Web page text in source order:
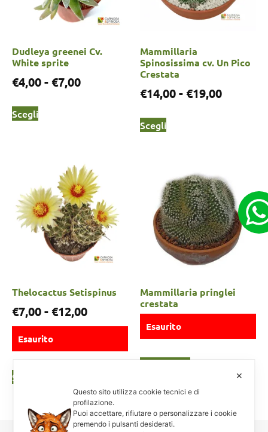
Dudleya greenei Cv.
White sprite
€4,00- €7,00
Scegli
Mammillaria
Spinosissima cv. Un Pico
Crestata
€14,00- €19,00
Scegli
Thelocactus Setispinus
€7,00- €12,00
Esaurito
Scegli
Mammillaria pringlei
crestata
Esaurito
✕
Questo sito utilizza cookie tecnici e di
profilazione.
Puoi accettare, rifiutare o personalizzare i cookie
premendo i pulsanti desiderati.